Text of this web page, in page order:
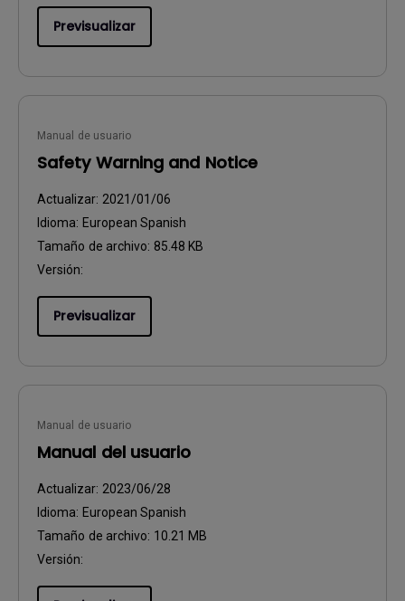
Previsualizar
Manual de usuario
Safety Warning and Notice
Actualizar: 2021/01/06
Idioma: European Spanish
Tamaño de archivo: 85.48 KB
Versión:
Previsualizar
Manual de usuario
Manual del usuario
Actualizar: 2023/06/28
Idioma: European Spanish
Tamaño de archivo: 10.21 MB
Versión: